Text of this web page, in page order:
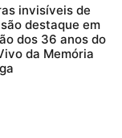
invisíveis de
destaque em
dos 36 anos do
da Memória